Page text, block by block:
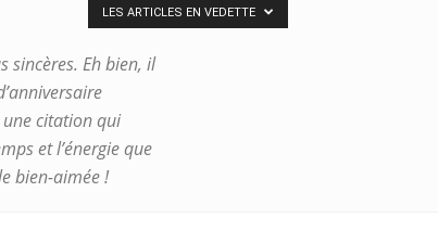
sincères. Eh bien, il
une citation qui
et l’énergie que
bien-aimée !
LES ARTICLES EN VEDETTE